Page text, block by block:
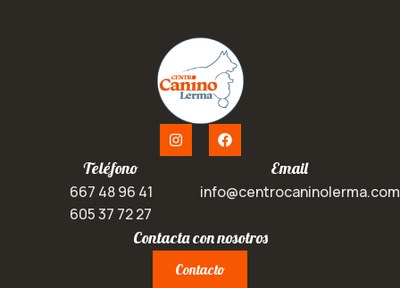
Contacta con nosotros
Contacto
Teléfono
667 48 96 41
605 37 72 27
Email
info@centrocaninolerma.com